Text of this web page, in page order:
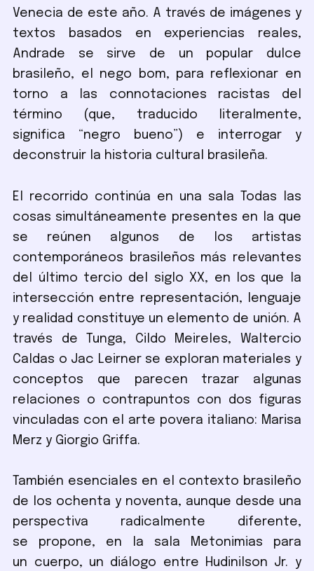
Venecia de este año. A través de imágenes y
textos basados en experiencias reales,
Andrade se sirve de un popular dulce
brasileño, el nego bom, para reflexionar en
torno a las connotaciones racistas del
término (que, traducido literalmente,
significa “negro bueno”) e interrogar y
deconstruir la historia cultural brasileña.
El recorrido continúa en una sala Todas las
cosas simultáneamente presentes en la que
se reúnen algunos de los artistas
contemporáneos brasileños más relevantes
del último tercio del siglo XX, en los que la
intersección entre representación, lenguaje
y realidad constituye un elemento de unión. A
través de Tunga, Cildo Meireles, Waltercio
Caldas o Jac Leirner se exploran materiales y
conceptos que parecen trazar algunas
relaciones o contrapuntos con dos figuras
vinculadas con el arte povera italiano: Marisa
Merz y Giorgio Griffa.
También esenciales en el contexto brasileño
de los ochenta y noventa, aunque desde una
perspectiva radicalmente diferente,
se propone, en la sala Metonimias para
un cuerpo, un diálogo entre Hudinilson Jr. y